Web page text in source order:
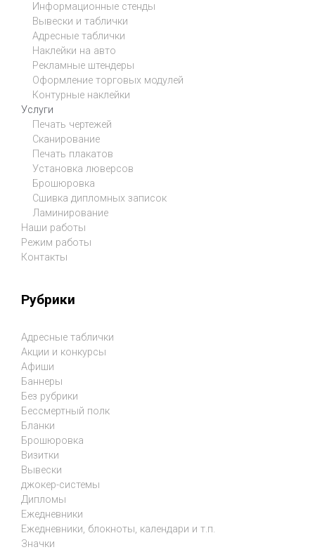
Информационные стенды
Вывески и таблички
Адресные таблички
Наклейки на авто
Рекламные штендеры
Оформление торговых модулей
Контурные наклейки
Услуги
Печать чертежей
Сканирование
Печать плакатов
Установка люверсов
Брошюровка
Сшивка дипломных записок
Ламинирование
Наши работы
Режим работы
Контакты
Рубрики
Адресные таблички
Акции и конкурсы
Афиши
Баннеры
Без рубрики
Бессмертный полк
Бланки
Брошюровка
Визитки
Вывески
джокер-системы
Дипломы
Ежедневники
Ежедневники, блокноты, календари и т.п.
Значки